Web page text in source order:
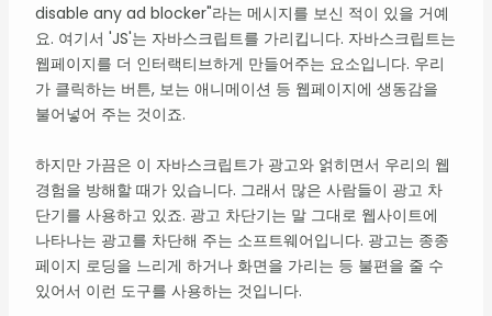
disable any ad blocker"라는 메시지를 보신 적이 있을 거예
요. 여기서 'JS'는 자바스크립트를 가리킵니다. 자바스크립트는
웹페이지를 더 인터랙티브하게 만들어주는 요소입니다. 우리
가 클릭하는 버튼, 보는 애니메이션 등 웹페이지에 생동감을
불어넣어 주는 것이죠.
하지만 가끔은 이 자바스크립트가 광고와 얽히면서 우리의 웹
경험을 방해할 때가 있습니다. 그래서 많은 사람들이 광고 차
단기를 사용하고 있죠. 광고 차단기는 말 그대로 웹사이트에
나타나는 광고를 차단해 주는 소프트웨어입니다. 광고는 종종
페이지 로딩을 느리게 하거나 화면을 가리는 등 불편을 줄 수
있어서 이런 도구를 사용하는 것입니다.